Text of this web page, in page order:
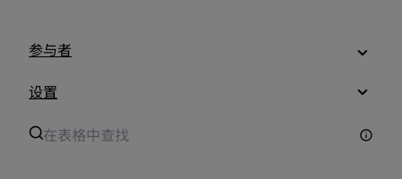
参与者
设置